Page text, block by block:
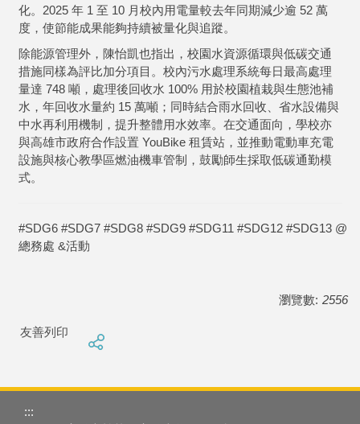
化。2025 年 1 至 10 月校內用電量較去年同期減少逾 52 萬
度，使節能成果能夠持續被量化與追蹤。
除能源管理外，陳怡凱也指出，校園水資源循環與低碳交通
措施同樣為評比加分項目。校內污水處理系統每日最高處理
量達 748 噸，處理後回收水 100% 用於校園植栽與生態池補
水，年回收水量約 15 萬噸；同時結合雨水回收、省水設備與
中水再利用機制，提升整體用水效率。在交通面向，學校亦
與高雄市政府合作設置 YouBike 租賃站，並推動電動車充電
設施與核心教學區燃油機車管制，鼓勵師生採取低碳通勤模
式。
#SDG6 #SDG7 #SDG8 #SDG9 #SDG11 #SDG12 #SDG13 @
總務處 &活動
瀏覽數: 2556
友善列印
:::